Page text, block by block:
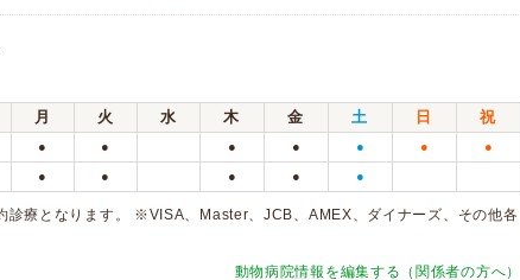
月 火 水 木 金 土 日
祝
● ● ● ● ● ● ●
● ● ● ● ●
療となります。 ※VISA、Master、JCB、AMEX、ダイナーズ、その他各
動物病院情報を編集する（関係者の方へ）